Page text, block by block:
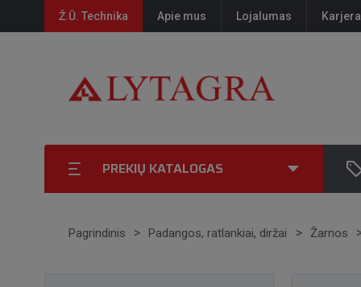
Ž.Ū. Technika Apie mus Lojalumas Karjera
PREKIŲ KATALOGAS
Pagrindinis Padangos, ratlankiai, diržai Žarnos